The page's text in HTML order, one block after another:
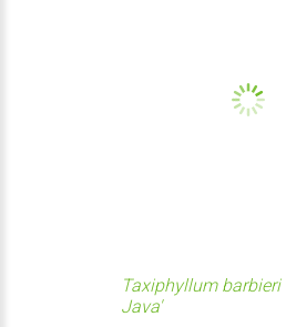
Taxiphyllum barbieri
Java'